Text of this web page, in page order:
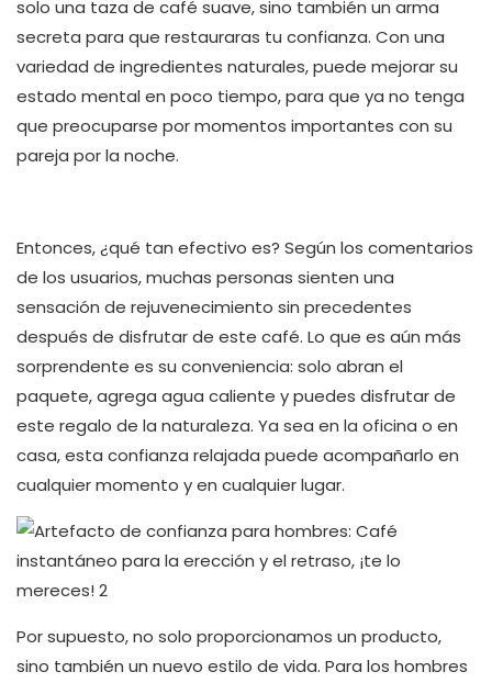
solo una taza de café suave, sino también un arma
secreta para que restauraras tu confianza. Con una
variedad de ingredientes naturales, puede mejorar su
estado mental en poco tiempo, para que ya no tenga
que preocuparse por momentos importantes con su
pareja por la noche.
Entonces, ¿qué tan efectivo es? Según los comentarios
de los usuarios, muchas personas sienten una
sensación de rejuvenecimiento sin precedentes
después de disfrutar de este café. Lo que es aún más
sorprendente es su conveniencia: solo abran el
paquete, agrega agua caliente y puedes disfrutar de
este regalo de la naturaleza. Ya sea en la oficina o en
casa, esta confianza relajada puede acompañarlo en
cualquier momento y en cualquier lugar.
Por supuesto, no solo proporcionamos un producto,
sino también un nuevo estilo de vida. Para los hombres